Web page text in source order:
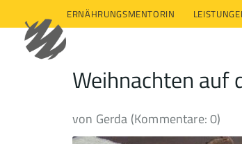
ERNÄHRUNGSMENTORIN
Weihnachten auf
von Gerda (Kommentare: 0)